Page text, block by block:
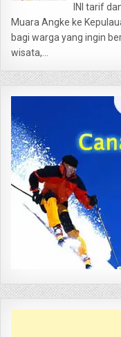
INI tarif
Muara Angke ke
bagi warga yang ingin
wisata,...